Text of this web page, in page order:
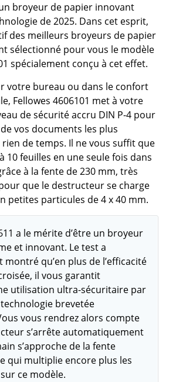
broyeur de papier innovant
de 2025. Dans cet esprit,
des meilleurs broyeurs de papier
sélectionné pour vous le modèle
spécialement conçu à cet effet.
votre bureau ou dans le confort
Fellowes 4606101 met à votre
de sécurité accru DIN P-4 pour
vos documents les plus
de temps. Il ne vous suffit que
10 feuilles en une seule fois dans
à la fente de 230 mm, très
que le destructeur se charge
petites particules de 4 x 40 mm.
a le mérite d’être un broyeur
et innovant. Le test a
qu’en plus de l’efficacité
il vous garantit
utilisation ultra-sécuritaire par
brevetée
Vous vous rendrez alors compte
s’arrête automatiquement
s’approche de la fente
qui multiplie encore plus les
ce modèle.